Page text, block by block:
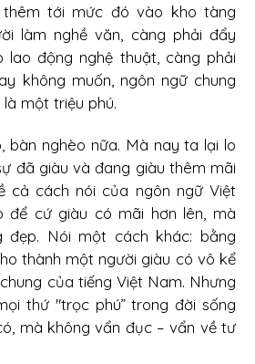
tới mức đó vào kho tàng
làm nghề văn, càng phải đẩy
lao động nghệ thuật, càng phải
không muốn, ngôn ngữ chung
một triệu phú.
bàn nghèo nữa. Mà nay ta lại lo
đã giàu và đang giàu thêm mãi
cả cách nói của ngôn ngữ Việt
để cứ giàu có mãi hơn lên, mà
đẹp. Nói một cách khác: bằng
thành một người giàu có vô kể
của tiếng Việt Nam. Nhưng
thứ "trọc phú” trong đời sống
mà không vẩn đục – vẩn về tư